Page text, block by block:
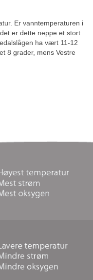
Er vanntemperaturen i
er dette neppe et stort
ha vært 11-12
8 grader, mens Vestre